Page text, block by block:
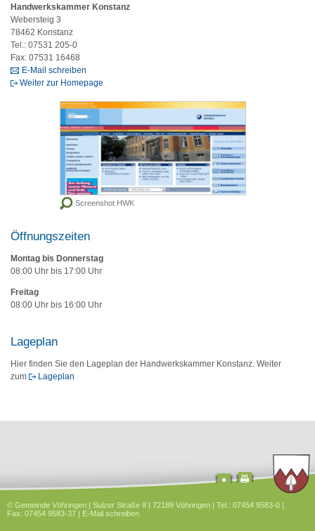
Handwerkskammer Konstanz
Webersteig 3
78462 Konstanz
Tel.: 07531 205-0
Fax: 07531 16468
E-Mail schreiben
Weiter zur Homepage
Screenshot HWK
Öffnungszeiten
Montag bis Donnerstag
08:00 Uhr bis 17:00 Uhr
Freitag
08:00 Uhr bis 16:00 Uhr
Lageplan
Hier finden Sie den Lageplan der Handwerkskammer Konstanz. Weiter
zum
Lageplan
© Gemeinde Vöhringen | Sulzer Straße 8 | 72189 Vöhringen | Tel.: 07454 9583-0 |
Fax: 07454 9583-37 | E-Mail schreiben